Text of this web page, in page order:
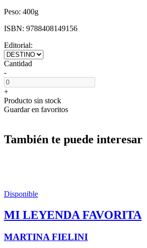
Peso: 400g
ISBN: 9788408149156
Editorial:
Cantidad
-
+
Producto sin stock
Guardar en favoritos
También te puede interesar
Disponible
MI LEYENDA FAVORITA
MARTINA FIELINI